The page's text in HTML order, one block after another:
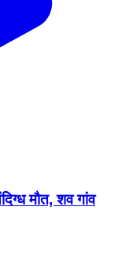
मौत, शव गांव